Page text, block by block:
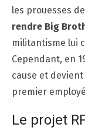
les prouesses
rendre Big
militantisme lui
Cependant, en
cause et
premier
Le projet